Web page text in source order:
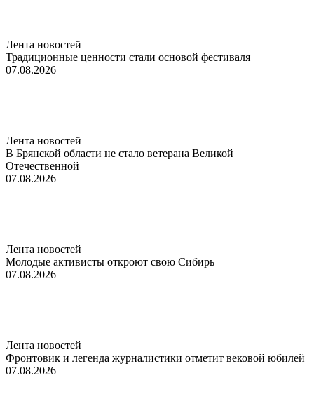
Лента новостей
Традиционные ценности стали основой фестиваля
07.08.2026
Лента новостей
В Брянской области не стало ветерана Великой
Отечественной
07.08.2026
Лента новостей
Молодые активисты откроют свою Сибирь
07.08.2026
Лента новостей
Фронтовик и легенда журналистики отметит вековой юбилей
07.08.2026